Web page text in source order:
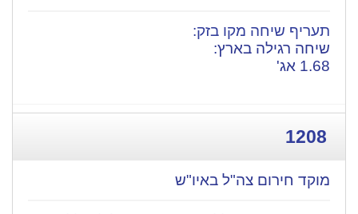
שיחה רגילה בארץ:
1.68 אג'
1208
מוקד חירום צה"ל באיו"ש